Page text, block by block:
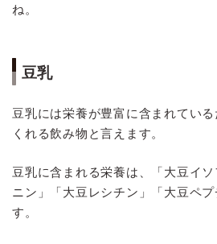
ね。
豆乳
豆乳には栄養が豊富に含まれてい
くれる飲み物と言えます。
豆乳に含まれる栄養は、「大豆イ
ニン」「大豆レシチン」「大豆ペ
す。